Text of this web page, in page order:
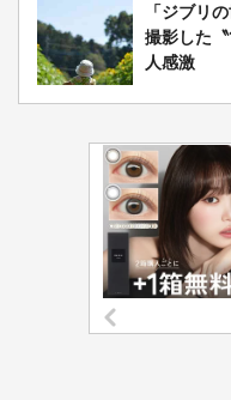
「ジブリ
撮影した
人感激